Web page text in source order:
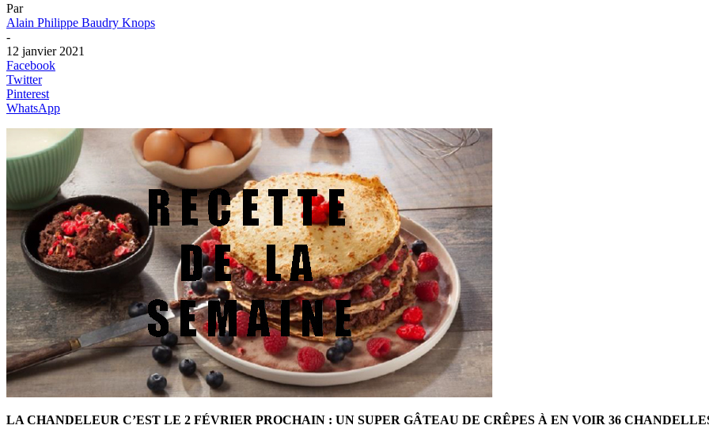
Par
Alain Philippe Baudry Knops
-
12 janvier 2021
Facebook
Twitter
Pinterest
WhatsApp
LA CHANDELEUR C’EST LE 2 FÉVRIER PROCHAIN : UN SUPER GÂTEAU DE CRÊPES À EN VOIR 36